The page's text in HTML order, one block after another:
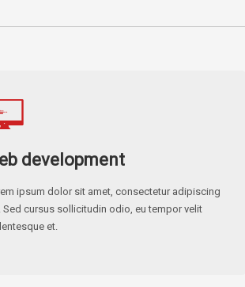
development
ipsum dolor sit amet, consectetur adipiscing
Sed cursus sollicitudin odio, eu tempor velit
et.